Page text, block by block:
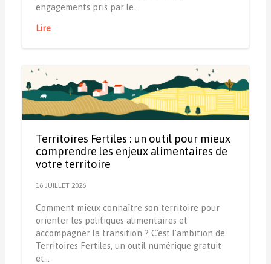
engagements pris par le…
Lire
Territoires Fertiles : un outil pour mieux
comprendre les enjeux alimentaires de
votre territoire
16 JUILLET 2026
Comment mieux connaître son territoire pour
orienter les politiques alimentaires et
accompagner la transition ? C'est l'ambition de
Territoires Fertiles, un outil numérique gratuit
et…